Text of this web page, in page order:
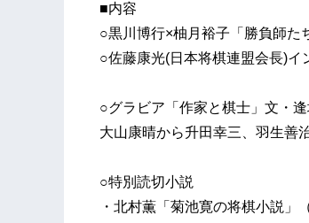
■内容
○黒川博行×柚月裕子「勝負師た
○佐藤康光(日本将棋連盟会長)イ
○グラビア「作家と棋士」文・逢
大山康晴から升田幸三、羽生善
○特別読切小説
・北村薫「菊池寛の将棋小説」